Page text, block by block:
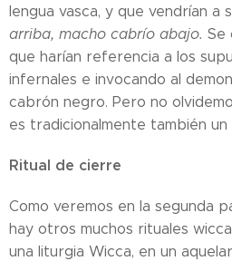
lengua vasca, y que vendrían a
arriba, macho cabrío abajo. Se
que harían referencia a los
infernales e invocando al
cabrón negro. Pero no
es tradicionalmente también
Ritual de cierre
Como veremos en la segunda
hay otros muchos rituales
una liturgia Wicca, en un